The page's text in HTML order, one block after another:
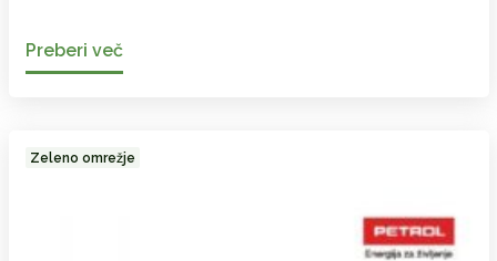
Preberi več
Zeleno omrežje